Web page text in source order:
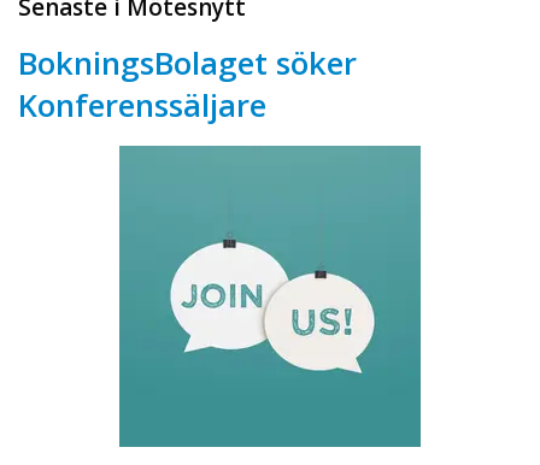
Senaste i Mötesnytt
BokningsBolaget söker
Konferenssäljare